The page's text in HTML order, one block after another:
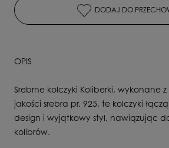
DODAJ DO
OPIS
Srebrne kolczyki Koliberki, wykonane z
jakości srebra pr. 925, te kolczyki
design i wyjątkowy styl, nawiązując
kolibrów.